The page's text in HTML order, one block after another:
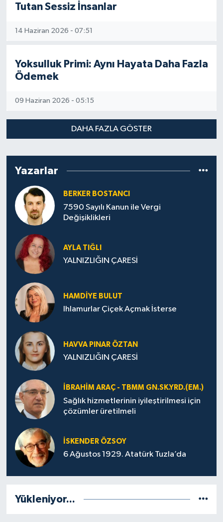
Tutan Sessiz İnsanlar
14 Haziran 2026 - 07:51
Yoksulluk Primi: Aynı Hayata Daha Fazla
Ödemek
09 Haziran 2026 - 05:15
DAHA FAZLA GÖSTER
Yazarlar
BERKER BOSTANCI
7590 Sayılı Kanun ile Vergi
Değişiklikleri
AYLA TIĞLI
YALNIZLIĞIN ÇARESİ
HAMDIYE BULUT
Ihlamurlar Çiçek Açmak İsterse
HAVVA PINAR ÖZTAN
YALNIZLIĞIN ÇARESİ
İBRAHIM ARAÇ - TBMM GN.SK.YRD.(EM.)
Sağlık hizmetlerinin iyileştirilmesi için
çözümler üretilmeli
İSKENDER ÖZSOY
6 Ağustos 1929. Atatürk Tuzla’da
Yükleniyor...